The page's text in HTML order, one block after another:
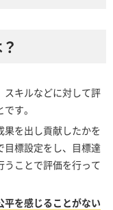
スキルなどに対して評
す。
果を出し貢献したかを
目標設定をし、目標達
うことで評価を行って
平を感じることがない